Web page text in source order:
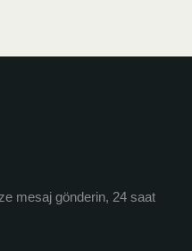
mesaj gönderin, 24 saat